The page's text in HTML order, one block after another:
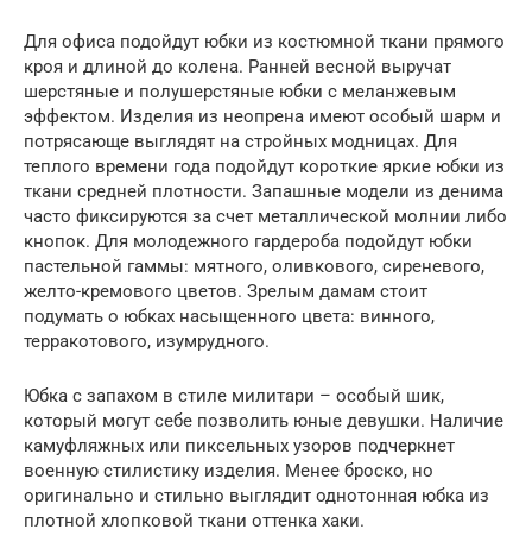
Для офиса подойдут юбки из костюмной ткани прямого
кроя и длиной до колена. Ранней весной выручат
шерстяные и полушерстяные юбки с меланжевым
эффектом. Изделия из неопрена имеют особый шарм и
потрясающе выглядят на стройных модницах. Для
теплого времени года подойдут короткие яркие юбки из
ткани средней плотности. Запашные модели из денима
часто фиксируются за счет металлической молнии либо
кнопок. Для молодежного гардероба подойдут юбки
пастельной гаммы: мятного, оливкового, сиреневого,
желто-кремового цветов. Зрелым дамам стоит
подумать о юбках насыщенного цвета: винного,
терракотового, изумрудного.
Юбка с запахом в стиле милитари – особый шик,
который могут себе позволить юные девушки. Наличие
камуфляжных или пиксельных узоров подчеркнет
военную стилистику изделия. Менее броско, но
оригинально и стильно выглядит однотонная юбка из
плотной хлопковой ткани оттенка хаки.